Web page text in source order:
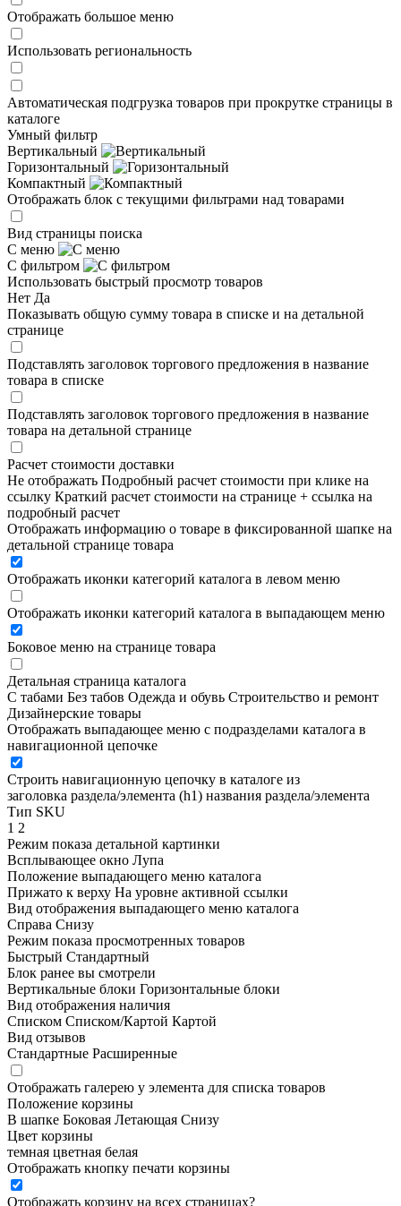
Отображать большое меню
Использовать региональность
Автоматическая подгрузка товаров при прокрутке страницы в
каталоге
Умный фильтр
Вертикальный
Горизонтальный
Компактный
Отображать блок с текущими фильтрами над товарами
Вид страницы поиска
С меню
С фильтром
Использовать быстрый просмотр товаров
Нет Да
Показывать общую сумму товара в списке и на детальной
странице
Подставлять заголовок торгового предложения в название
товара в списке
Подставлять заголовок торгового предложения в название
товара на детальной странице
Расчет стоимости доставки
Не отображать Подробный расчет стоимости при клике на
ссылку Краткий расчет стоимости на странице + ссылка на
подробный расчет
Отображать информацию о товаре в фиксированной шапке на
детальной странице товара
Отображать иконки категорий каталога в левом меню
Отображать иконки категорий каталога в выпадающем меню
Боковое меню на странице товара
Детальная страница каталога
С табами Без табов Одежда и обувь Строительство и ремонт
Дизайнерские товары
Отображать выпадающее меню с подразделами каталога в
навигационной цепочке
Строить навигационную цепочку в каталоге из
заголовка раздела/элемента (h1) названия раздела/элемента
Тип SKU
1 2
Режим показа детальной картинки
Всплывающее окно Лупа
Положение выпадающего меню каталога
Прижато к верху На уровне активной ссылки
Вид отображения выпадающего меню каталога
Справа Снизу
Режим показа просмотренных товаров
Быстрый Стандартный
Блок ранее вы смотрели
Вертикальные блоки Горизонтальные блоки
Вид отображения наличия
Списком Списком/Картой Картой
Вид отзывов
Стандартные Расширенные
Отображать галерею у элемента для списка товаров
Положение корзины
В шапке Боковая Летающая Снизу
Цвет корзины
темная цветная белая
Отображать кнопку печати корзины
Отображать корзину на всех страницах?